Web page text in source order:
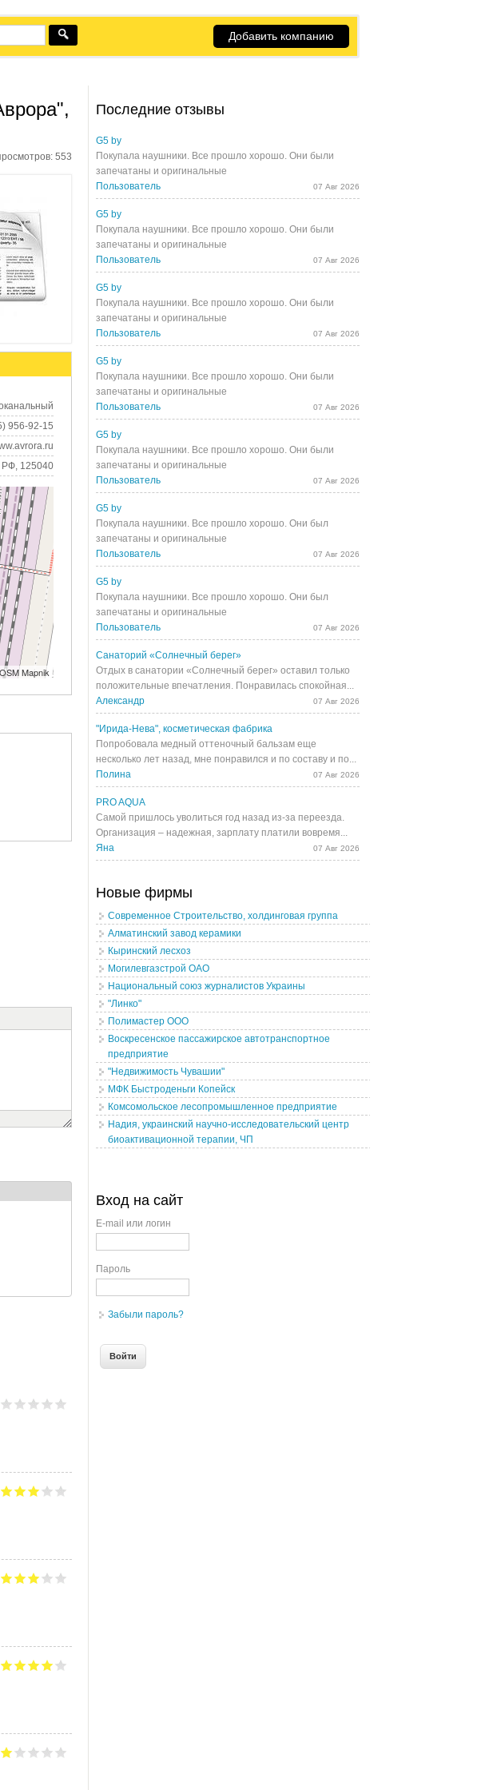
Добавить компанию
553
956-92-15
РФ, 125040
Mapnik
Последние отзывы
G5 by
Покупала наушники. Все прошло хорошо. Они были
запечатаны и оригинальные
Пользователь
07 Авг 2026
G5 by
Покупала наушники. Все прошло хорошо. Они были
запечатаны и оригинальные
Пользователь
07 Авг 2026
G5 by
Покупала наушники. Все прошло хорошо. Они были
запечатаны и оригинальные
Пользователь
07 Авг 2026
G5 by
Покупала наушники. Все прошло хорошо. Они были
запечатаны и оригинальные
Пользователь
07 Авг 2026
G5 by
Покупала наушники. Все прошло хорошо. Они были
запечатаны и оригинальные
Пользователь
07 Авг 2026
G5 by
Покупала наушники. Все прошло хорошо. Они был
запечатаны и оригинальные
Пользователь
07 Авг 2026
G5 by
Покупала наушники. Все прошло хорошо. Они был
запечатаны и оригинальные
Пользователь
07 Авг 2026
Санаторий «Солнечный берег»
Отдых в санатории «Солнечный берег» оставил только
положительные впечатления. Понравилась спокойная...
Александр
07 Авг 2026
"Ирида-Нева", косметическая фабрика
Попробовала медный оттеночный бальзам еще
несколько лет назад, мне понравился и по составу и по...
Полина
07 Авг 2026
PRO AQUA
Самой пришлось уволиться год назад из-за переезда.
Организация – надежная, зарплату платили вовремя...
Яна
07 Авг 2026
Новые фирмы
Современное Строительство, холдинговая группа
Алматинский завод керамики
Кыринский лесхоз
Могилевгазстрой ОАО
Национальный союз журналистов Украины
"Линко"
Полимастер ООО
Воскресенское пассажирское автотранспортное
предприятие
"Недвижимость Чувашии"
МФК Быстроденьги Копейск
Комсомольское лесопромышленное предприятие
Надия, украинский научно-исследовательский центр
биоактивационной терапии, ЧП
Вход на сайт
E-mail или логин
Пароль
Забыли пароль?